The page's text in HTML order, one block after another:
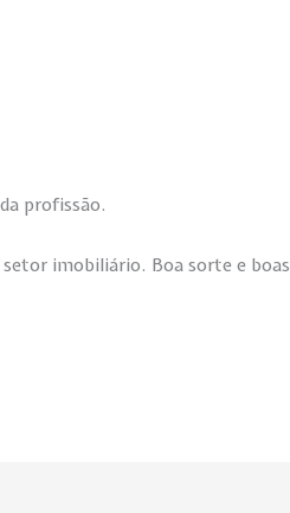
profissão.
setor imobiliário. Boa sorte e boas